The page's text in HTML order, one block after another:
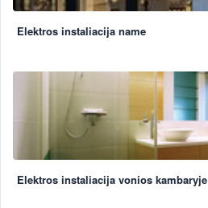
Elektros instaliacija name
Elektros instaliacija vonios kambaryje